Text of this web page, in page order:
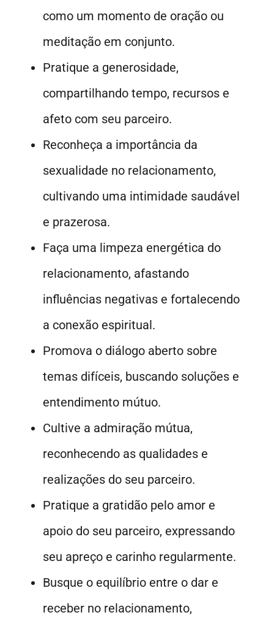
como um momento de oração ou
meditação em conjunto.
Pratique a generosidade,
compartilhando tempo, recursos e
afeto com seu parceiro.
Reconheça a importância da
sexualidade no relacionamento,
cultivando uma intimidade saudável
e prazerosa.
Faça uma limpeza energética do
relacionamento, afastando
influências negativas e fortalecendo
a conexão espiritual.
Promova o diálogo aberto sobre
temas difíceis, buscando soluções e
entendimento mútuo.
Cultive a admiração mútua,
reconhecendo as qualidades e
realizações do seu parceiro.
Pratique a gratidão pelo amor e
apoio do seu parceiro, expressando
seu apreço e carinho regularmente.
Busque o equilíbrio entre o dar e
receber no relacionamento,